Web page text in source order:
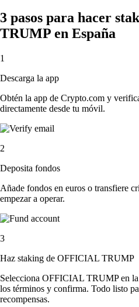
3 pasos para hacer
TRUMP en España
1
Descarga la app
Obtén la app de Crypto.com y
directamente desde tu móvil.
2
Deposita fondos
Añade fondos en euros o transfiere
empezar a operar.
3
Haz staking de OFFICIAL TRUMP
Selecciona OFFICIAL TRUMP en la
los términos y confirma. Todo listo
recompensas.